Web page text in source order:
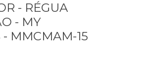
- RÉGUA
- MY
- MMCMAM-15